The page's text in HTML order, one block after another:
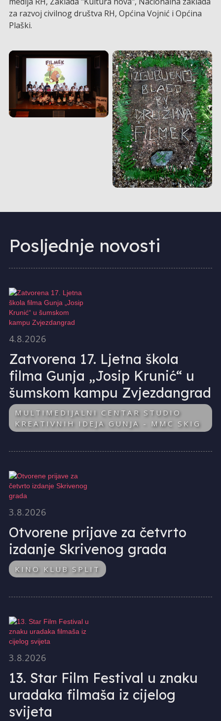
za razvoj civilnog društva RH, Općina Vojnić i Općina
Plaški.
Posljednje novosti
4.8.2026
Zatvorena 17. Ljetna škola
filma Gunja „Josip Krunić“ u
šumskom kampu Zvjezdangrad
MULTIMEDIJALNI CENTAR STUDIO
KREATIVNIH IDEJA GUNJA - MMC SKIG
3.8.2026
Otvorene prijave za četvrto
izdanje Skrivenog grada
KINO KLUB SPLIT
3.8.2026
13. Star Film Festival u znaku
uradaka filmaša iz cijelog
svijeta